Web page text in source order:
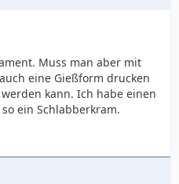
Muss man aber mit
eine Gießform drucken
kann. Ich habe einen
ein Schlabberkram.